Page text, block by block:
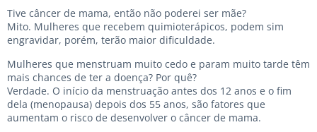
Tive câncer de mama, então não poderei ser mãe?
Mito. Mulheres que recebem quimioterápicos, podem sim
engravidar, porém, terão maior dificuldade.
Mulheres que menstruam muito cedo e param muito tarde têm
mais chances de ter a doença? Por quê?
Verdade. O início da menstruação antes dos 12 anos e o fim
dela (menopausa) depois dos 55 anos, são fatores que
aumentam o risco de desenvolver o câncer de mama.